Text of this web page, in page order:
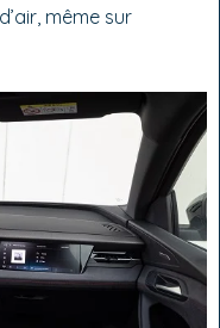
même sur